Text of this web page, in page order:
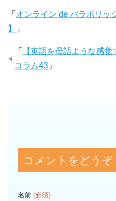
「 オンライン de バラボリッ
】
」
「
【英語を母語ような感
コラム43 」
コメントをどうぞ
名前 (必須)